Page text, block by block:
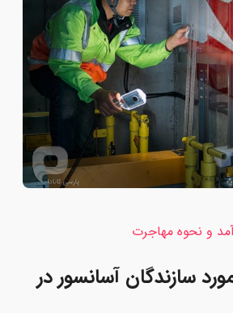
و نحوه مهاجرت
سازندگان آسانسور در